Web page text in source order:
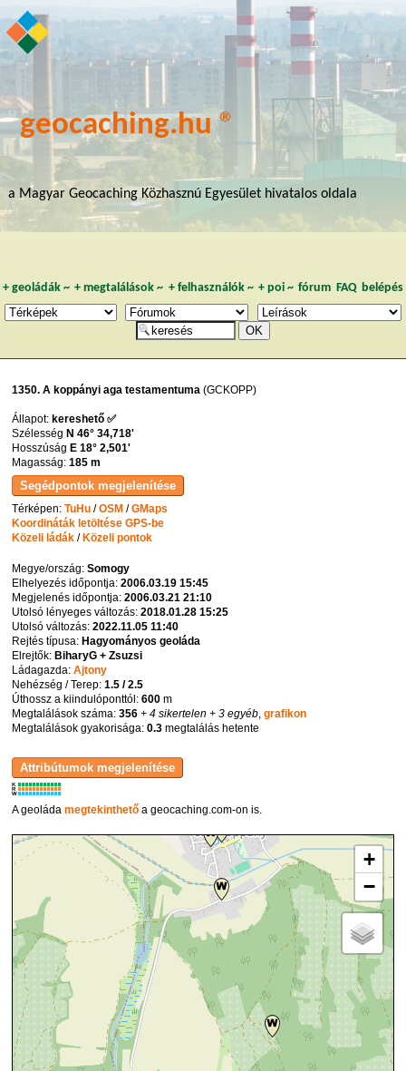
geocaching.hu ®
a Magyar Geocaching Közhasznú Egyesület hivatalos oldala
+ geoládák~ +megtalálások ~ + felhasználók~ + poi~ fórum FAQ belépés
1350. A koppányi aga testamentuma (GCKOPP)
Állapot:kereshető ✅
SzélességN 46° 34,718'
HosszúságE 18° 2,501'
Magasság:185 m
Térképen:TuHu /OSM /GMaps
Koordináták letöltése GPS-be
Közeli ládák / Közeli pontok
Megye/ország:Somogy
Elhelyezés időpontja:2006.03.19 15:45
Megjelenés időpontja:2006.03.21 21:10
Utolsó lényeges változás:2018.01.28 15:25
Utolsó változás:2022.11.05 11:40
Rejtés típusa: Hagyományos geoláda
Elrejtők: BiharyG + Zsuzsi
Ládagazda:Ajtony
Nehézség / Terep:1.5 / 2.5
Úthossz a kiindulóponttól:600 m
Megtalálások száma:356 + 4 sikertelen + 3 egyéb,grafikon
Megtalálások gyakorisága:0.3 megtalálás hetente
K
R
W
A geoládamegtekinthető a geocaching.com-on is.
+
−